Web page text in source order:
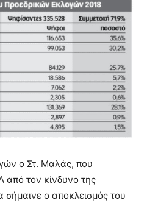
ο Στ. Μαλάς, που
τον κίνδυνο της
σήμαινε ο αποκλεισμός του